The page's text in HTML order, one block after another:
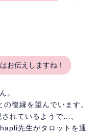
お伝えしますね！
。
復縁を望んでいます。
れているようで…。
先生がタロットを通